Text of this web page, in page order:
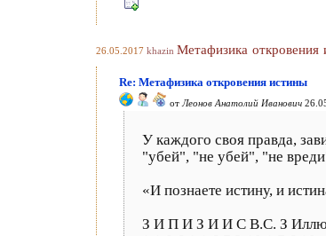
26.05.2017 khazin Метафизика откровения
Re: Метафизика откровения истины
от Леонов Анатолий Иванович
У каждого своя правда,
"убей", "не убей", "не
«И познаете истину, и
З И П И З И И С В.С. З